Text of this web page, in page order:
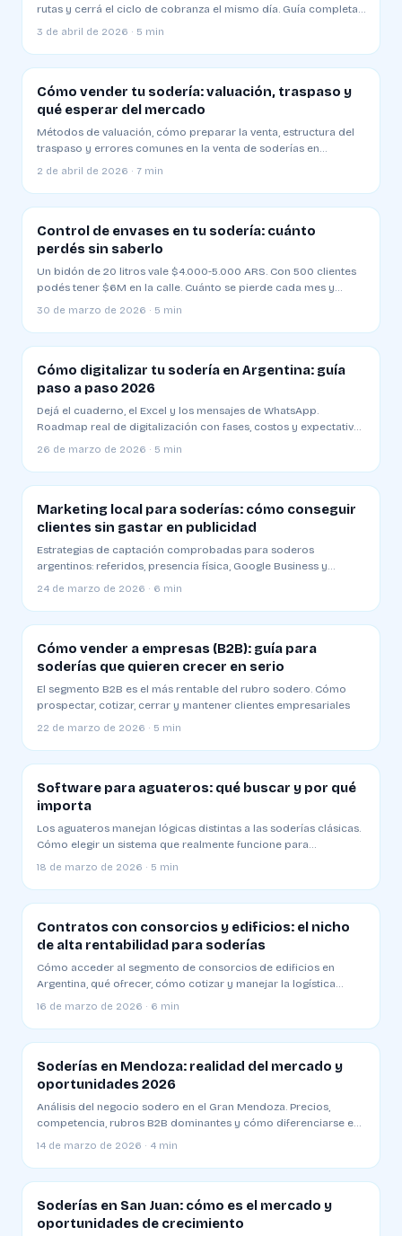
rutas y cerrá el ciclo de cobranza el mismo día. Guía completa
2026
3 de abril de 2026 · 5 min
Cómo vender tu sodería: valuación, traspaso y
qué esperar del mercado
Métodos de valuación, cómo preparar la venta, estructura del
traspaso y errores comunes en la venta de soderías en
Argentina
2 de abril de 2026 · 7 min
Control de envases en tu sodería: cuánto
perdés sin saberlo
Un bidón de 20 litros vale $4.000-5.000 ARS. Con 500 clientes
podés tener $6M en la calle. Cuánto se pierde cada mes y
cómo evitarlo
30 de marzo de 2026 · 5 min
Cómo digitalizar tu sodería en Argentina: guía
paso a paso 2026
Dejá el cuaderno, el Excel y los mensajes de WhatsApp.
Roadmap real de digitalización con fases, costos y expectativas
de ROI
26 de marzo de 2026 · 5 min
Marketing local para soderías: cómo conseguir
clientes sin gastar en publicidad
Estrategias de captación comprobadas para soderos
argentinos: referidos, presencia física, Google Business y
alianzas locales
24 de marzo de 2026 · 6 min
Cómo vender a empresas (B2B): guía para
soderías que quieren crecer en serio
El segmento B2B es el más rentable del rubro sodero. Cómo
prospectar, cotizar, cerrar y mantener clientes empresariales
22 de marzo de 2026 · 5 min
Software para aguateros: qué buscar y por qué
importa
Los aguateros manejan lógicas distintas a las soderías clásicas.
Cómo elegir un sistema que realmente funcione para
distribución a zonas sin red
18 de marzo de 2026 · 5 min
Contratos con consorcios y edificios: el nicho
de alta rentabilidad para soderías
Cómo acceder al segmento de consorcios de edificios en
Argentina, qué ofrecer, cómo cotizar y manejar la logística
especial
16 de marzo de 2026 · 6 min
Soderías en Mendoza: realidad del mercado y
oportunidades 2026
Análisis del negocio sodero en el Gran Mendoza. Precios,
competencia, rubros B2B dominantes y cómo diferenciarse en
una plaza competitiva
14 de marzo de 2026 · 4 min
Soderías en San Juan: cómo es el mercado y
oportunidades de crecimiento